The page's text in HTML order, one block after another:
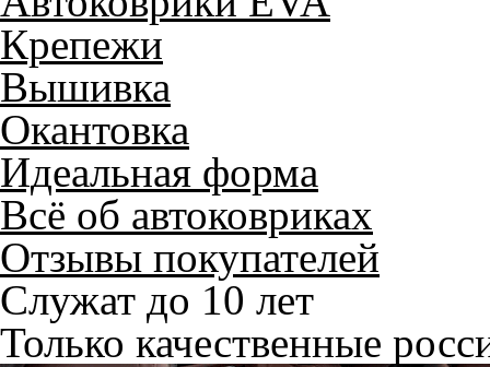
Крепежи
Вышивка
Окантовка
Идеальная форма
Всё об автоковриках
Отзывы покупателей
Служат до 10 лет
Только качественные